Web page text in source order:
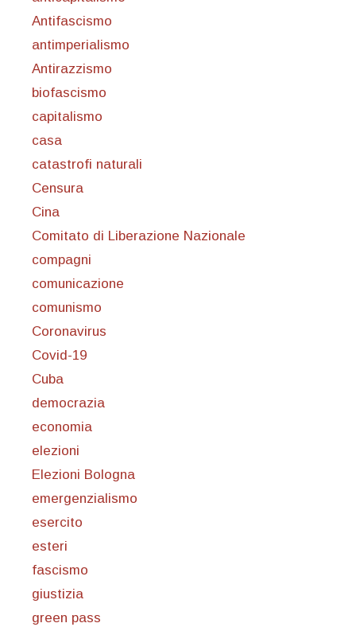
Antifascismo
antimperialismo
Antirazzismo
biofascismo
capitalismo
casa
catastrofi naturali
Censura
Cina
Comitato di Liberazione Nazionale
compagni
comunicazione
comunismo
Coronavirus
Covid-19
Cuba
democrazia
economia
elezioni
Elezioni Bologna
emergenzialismo
esercito
esteri
fascismo
giustizia
green pass